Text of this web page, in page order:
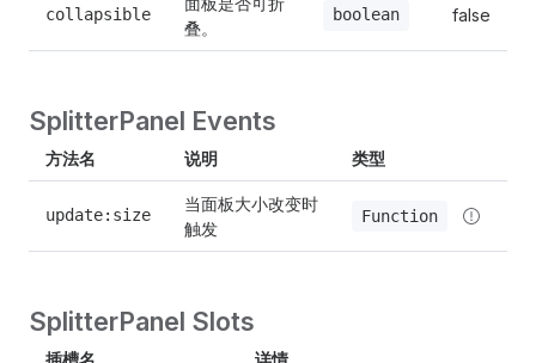
collapsible
叠。
boolean false
SplitterPanel Events
方法名 说明 类型
update:size
当面板大小改变时
触发
Function
SplitterPanel Slots
插槽名 详情